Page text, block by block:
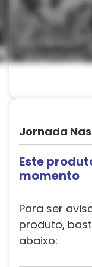
Jornada
Este
momento
Para ser
produto,
abaixo: